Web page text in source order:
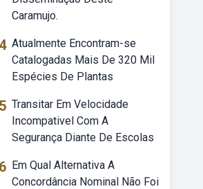
Caramujo.
Atualmente Encontram-se
Catalogadas Mais De 320 Mil
Espécies De Plantas
Transitar Em Velocidade
Incompativel Com A
Segurança Diante De Escolas
Em Qual Alternativa A
Concordância Nominal Não Foi